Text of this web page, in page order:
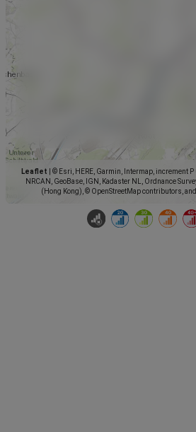
Leaflet
© Esri, HERE, Garmin, Intermap, increment P
NRCAN, GeoBase, IGN, Kadaster NL, Ordnance
(Hong Kong), © OpenStreetMap contributors,